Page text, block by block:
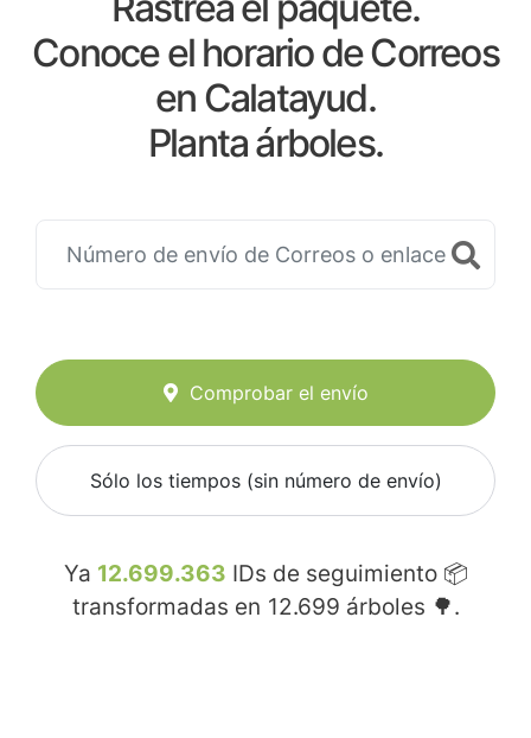
Conoce el horario de Correos
en Calatayud.
Planta árboles.
Comprobar el envío
Sólo los tiempos (sin número de envío)
Ya 12.699.363 IDs de seguimiento 📦
transformadas en 12.699 árboles 🌳.